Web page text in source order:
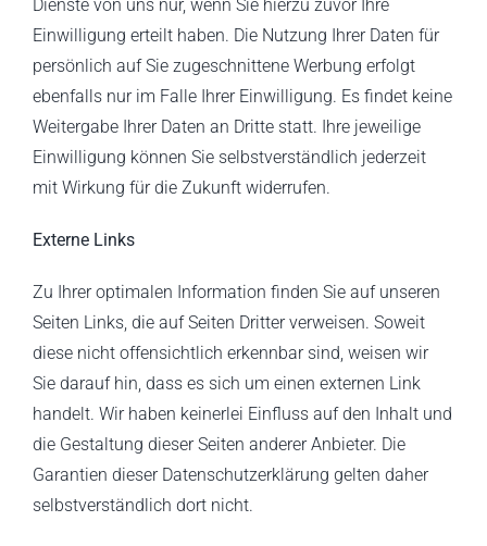
Dienste von uns nur, wenn Sie hierzu zuvor Ihre
Einwilligung erteilt haben. Die Nutzung Ihrer Daten für
persönlich auf Sie zugeschnittene Werbung erfolgt
ebenfalls nur im Falle Ihrer Einwilligung. Es findet keine
Weitergabe Ihrer Daten an Dritte statt. Ihre jeweilige
Einwilligung können Sie selbstverständlich jederzeit
mit Wirkung für die Zukunft widerrufen.
Externe Links
Zu Ihrer optimalen Information finden Sie auf unseren
Seiten Links, die auf Seiten Dritter verweisen. Soweit
diese nicht offensichtlich erkennbar sind, weisen wir
Sie darauf hin, dass es sich um einen externen Link
handelt. Wir haben keinerlei Einfluss auf den Inhalt und
die Gestaltung dieser Seiten anderer Anbieter. Die
Garantien dieser Datenschutzerklärung gelten daher
selbstverständlich dort nicht.